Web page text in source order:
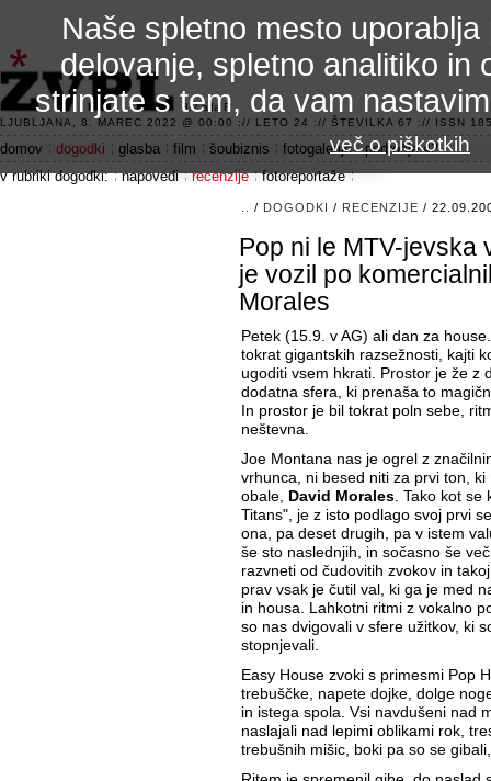
3.2 alfa R
LJUBLJANA, 8. MAREC 2022 @ 00:00 :// LETO 24 :// ŠTEVILKA 67 :// ISSN
domov dogodki glasba film šoubiznis fotogalerije
področje 42
v rubriki dogodki:
napovedi recenzije fotoreportaže
/ DOGODKI / RECENZIJE /
Pop ni le MTV-jevska
je vozil po
Morales
Petek (15.9. v AG) ali dan za
tokrat gigantskih razsežnosti, kajti
ugoditi vsem hkrati. Prostor je že z
dodatna sfera, ki prenaša to
In prostor je bil tokrat poln sebe,
neštevna.
Joe Montana nas je ogrel z
vrhunca, ni besed niti za prvi ton,
obale, David Morales. Tako kot se
Titans", je z isto podlago svoj prvi
ona, pa deset drugih, pa v istem
še sto naslednjih, in sočasno še
razvneti od čudovitih zvokov in
prav vsak je čutil val, ki ga je med
in housa. Lahkotni ritmi z vokalno
so nas dvigovali v sfere užitkov, ki
stopnjevali.
Easy House zvoki s primesmi Pop
trebuščke, napete dojke, dolge
in istega spola. Vsi navdušeni nad
naslajali nad lepimi oblikami rok,
trebušnih mišic, boki pa so se
Naše spletno mesto
delovanje, spletno analitiko in
strinjate s tem, da vam
več o piškotkih